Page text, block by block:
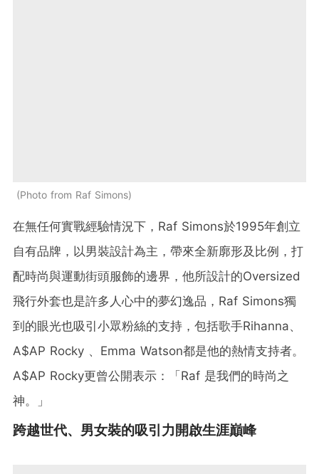
Photo from Raf Simons
在無任何實戰經驗情況下，Raf Simons於1995年創立
自有品牌，以男裝設計為主，帶來全新廓形及比例，打
配時尚與運動街頭服飾的邊界，他所設計的Oversized
飛行外套也是許多人心中的夢幻逸品，Raf Simons獨
到的眼光也吸引小眾粉絲的支持，包括歌手Rihanna、
A$AP Rocky 、Emma Watson都是他的熱情支持者。
A$AP Rocky更曾公開表示：「Raf 是我們的時尚之
神。」
跨越世代、男女裝的吸引力開啟生涯巔峰